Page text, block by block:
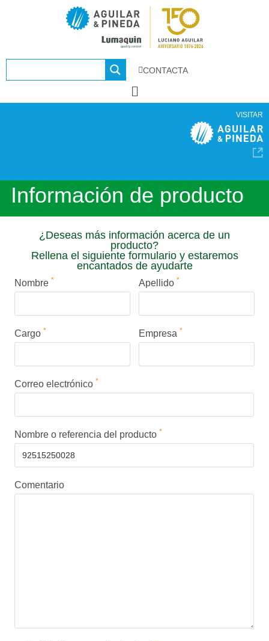
CONTACTA
VISITAR
Información de producto
¿Deseas más información acerca de un
producto?
Rellena el siguiente formulario y estaremos
encantados de ayudarte
Nombre * Apellido *
Cargo * Empresa *
Correo electrónico *
Nombre o referencia del producto *
Comentario